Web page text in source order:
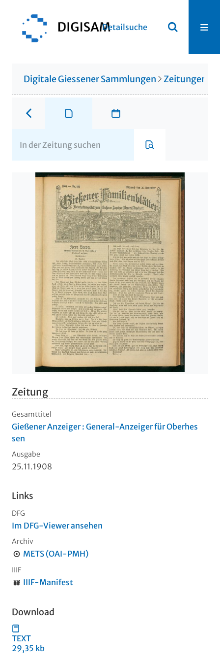
Detailsuche
Digitale Giessener Sammlungen Zeitungen
Zeitung
Gesamttitel
Gießener Anzeiger : General-Anzeiger für Oberhes
sen
Ausgabe
25.11.1908
Links
DFG
Im DFG-Viewer ansehen
Archiv
METS (OAI-PMH)
IIIF
IIIF-Manifest
Download
TEXT
29,35 kb